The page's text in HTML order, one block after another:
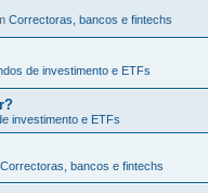
Correctoras, bancos e fintechs
de investimento e ETFs
investimento e ETFs
Correctoras, bancos e fintechs